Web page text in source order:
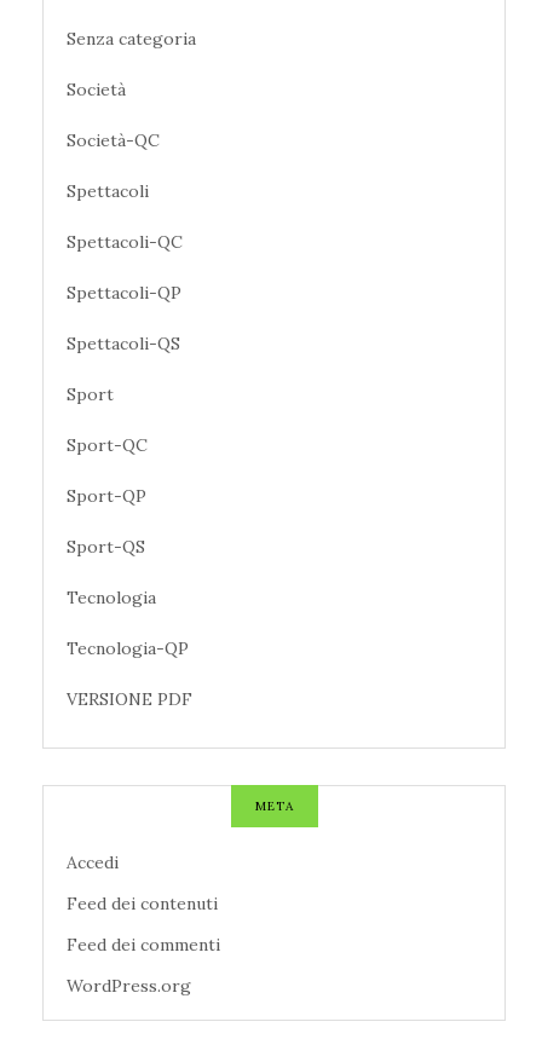
Senza categoria
Società
Società-QC
Spettacoli
Spettacoli-QC
Spettacoli-QP
Spettacoli-QS
Sport
Sport-QC
Sport-QP
Sport-QS
Tecnologia
Tecnologia-QP
VERSIONE PDF
META
Accedi
Feed dei contenuti
Feed dei commenti
WordPress.org